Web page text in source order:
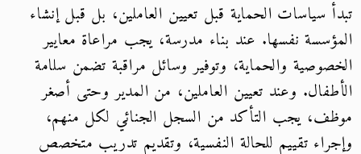
تبدأ سياسات الحماية قبل تعيين العاملين، بل قبل إنشاء
المؤسسة نفسها. عند بناء مدرسة، يجب مراعاة معايير
الخصوصية والحماية، وتوفير وسائل مراقبة تضمن سلامة
الأطفال. وعند تعيين العاملين، من المدير وحتى أصغر
موظف، يجب التأكد من السجل الجنائي لكل منهم،
وإجراء تقييم للحالة النفسية، وتقديم تدريب متخصص